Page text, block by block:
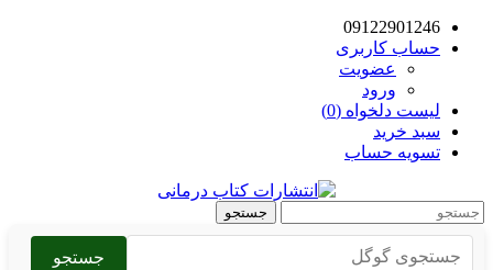
09122901246
حساب کاربری
عضویت
ورود
لیست دلخواه (0)
سبد خرید
تسویه حساب
جستجو
جستجو